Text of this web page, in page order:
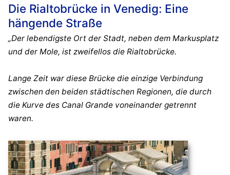
Die Rialtobrücke in Venedig: Eine
hängende Straße
„Der lebendigste Ort der Stadt, neben dem Markusplatz
und der Mole, ist zweifellos die Rialtobrücke.
Lange Zeit war diese Brücke die einzige Verbindung
zwischen den beiden städtischen Regionen, die durch
die Kurve des Canal Grande voneinander getrennt
waren.